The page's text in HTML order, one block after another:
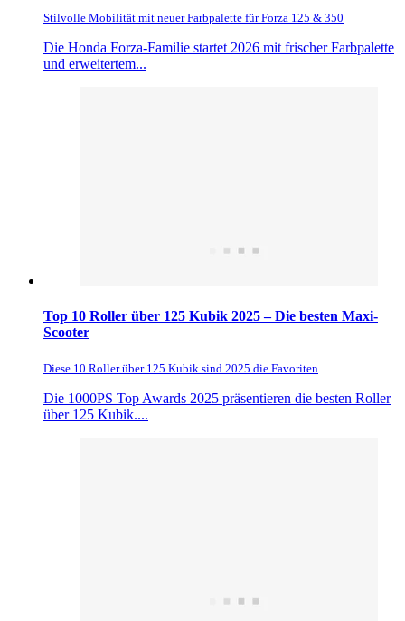
Stilvolle Mobilität mit neuer Farbpalette für Forza 125 & 350
Die Honda Forza-Familie startet 2026 mit frischer Farbpalette
und erweitertem...
Top 10 Roller über 125 Kubik 2025 – Die besten Maxi-
Scooter
Diese 10 Roller über 125 Kubik sind 2025 die Favoriten
Die 1000PS Top Awards 2025 präsentieren die besten Roller
über 125 Kubik....